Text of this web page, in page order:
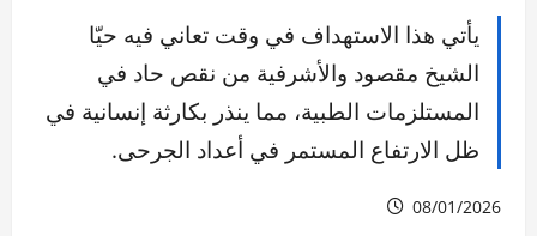
يأتي هذا الاستهداف في وقت تعاني فيه حيّا
الشيخ مقصود والأشرفية من نقص حاد في
المستلزمات الطبية، مما ينذر بكارثة إنسانية في
ظل الارتفاع المستمر في أعداد الجرحى.
08/01/2026